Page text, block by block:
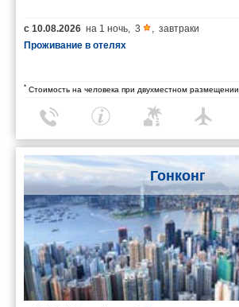
с 10.08.2026 на 1 ночь, 3 , завтраки
Проживание в отелях
* Стоимость на человека при двухместном размещении
Гонконг